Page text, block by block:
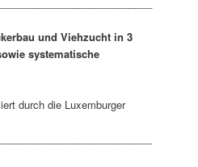
und Viehzucht in 3
systematische
durch die Luxemburger